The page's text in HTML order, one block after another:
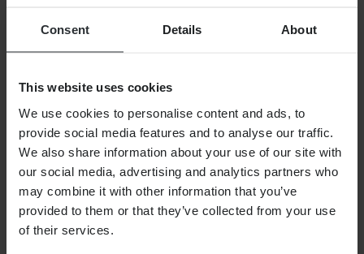
Consent Details About
This website uses cookies
We use cookies to personalise content and ads, to
provide social media features and to analyse our traffic.
We also share information about your use of our site with
our social media, advertising and analytics partners who
may combine it with other information that you’ve
provided to them or that they’ve collected from your use
of their services.
Niet op voorraad
€ 19,99
Acherlicht Hyper Psychic LED